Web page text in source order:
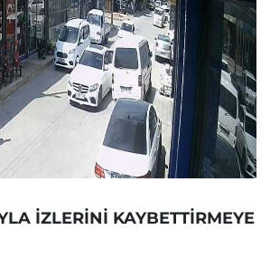
İZLERİNİ KAYBETTİRMEYE